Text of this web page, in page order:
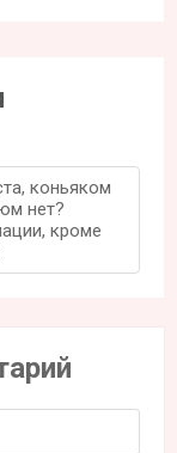
коньяком
нет?
кроме